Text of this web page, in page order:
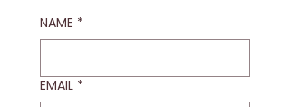
NAME *
EMAIL *